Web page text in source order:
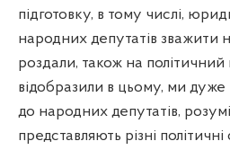
підготовку, в тому числі,
народних депутатів зважити
роздали, також на
відобразили в цьому, ми
до народних депутатів,
представляють різні